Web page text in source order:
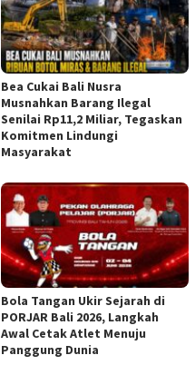
Bea Cukai Bali Nusra
Musnahkan Barang Ilegal
Senilai Rp11,2 Miliar, Tegaskan
Komitmen Lindungi
Masyarakat
Bola Tangan Ukir Sejarah di
PORJAR Bali 2026, Langkah
Awal Cetak Atlet Menuju
Panggung Dunia